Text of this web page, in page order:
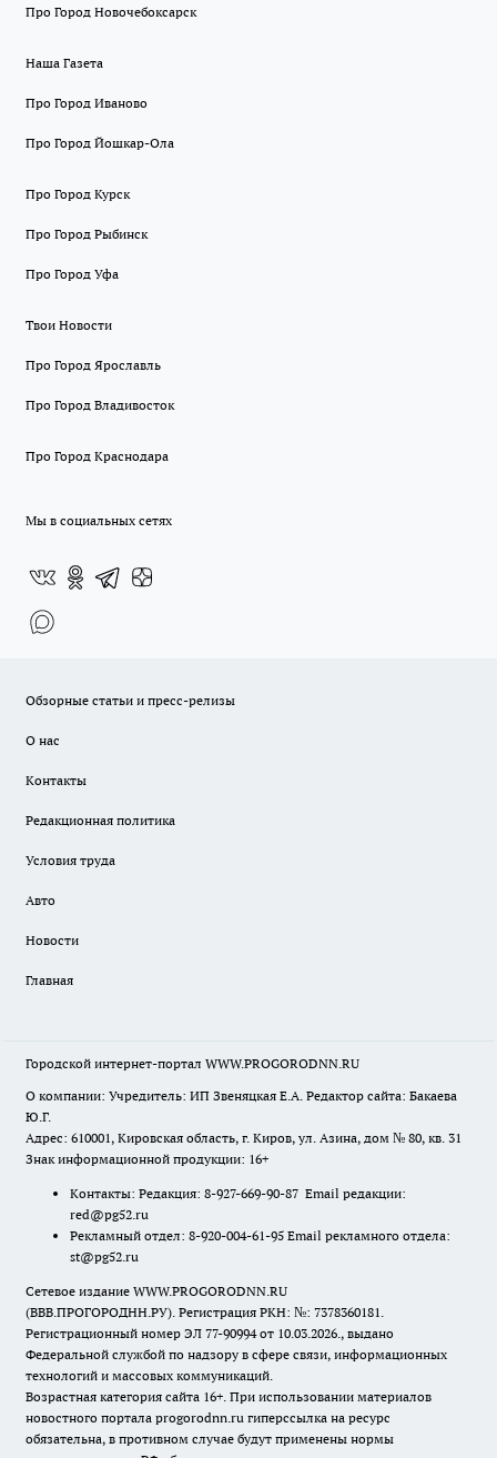
Про Город Новочебоксарск
Наша Газета
Про Город Иваново
Про Город Йошкар-Ола
Про Город Курск
Про Город Рыбинск
Про Город Уфа
Твои Новости
Про Город Ярославль
Про Город Владивосток
Про Город Краснодара
Мы в социальных сетях
Обзорные статьи и пресс-релизы
О нас
Контакты
Редакционная политика
Условия труда
Авто
Новости
Главная
Городской интернет-портал WWW.PROGORODNN.RU
О компании: Учредитель: ИП Звеняцкая Е.А. Редактор сайта: Бакаева
Ю.Г.
Адрес: 610001, Кировская область, г. Киров, ул. Азина, дом № 80, кв. 31
Знак информационной продукции: 16+
Контакты: Редакция: 8-927-669-90-87 Email редакции:
red@pg52.ru
Рекламный отдел: 8-920-004-61-95 Email рекламного отдела:
st@pg52.ru
Сетевое издание WWW.PROGORODNN.RU
(ВВВ.ПРОГОРОДНН.РУ). Регистрация РКН: №: 7378360181.
Регистрационный номер ЭЛ 77-90994 от 10.03.2026., выдано
Федеральной службой по надзору в сфере связи, информационных
технологий и массовых коммуникаций.
Возрастная категория сайта 16+. При использовании материалов
новостного портала progorodnn.ru гиперссылка на ресурс
обязательна, в противном случае будут применены нормы